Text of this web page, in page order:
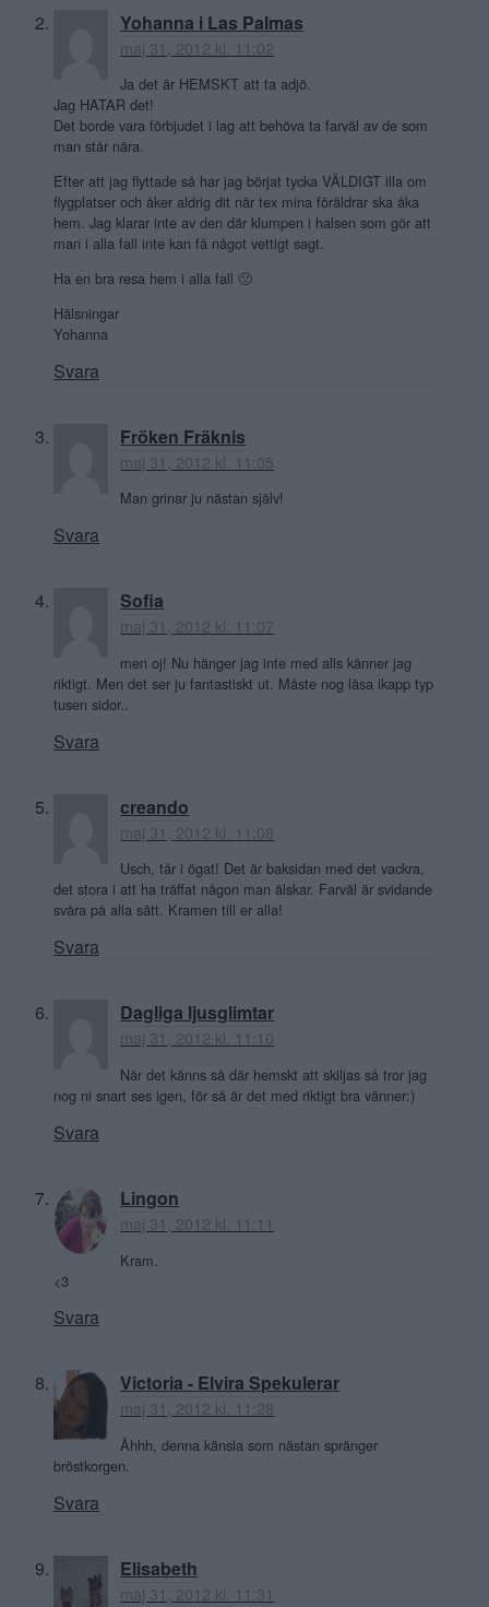
Yohanna i Las Palmas
maj 31, 2012 kl. 11:02
Ja det är HEMSKT att ta adjö.
Jag HATAR det!
Det borde vara förbjudet i lag att behöva ta farväl av de som
man står nära.
Efter att jag flyttade så har jag börjat tycka VÄLDIGT illa om
flygplatser och åker aldrig dit när tex mina föräldrar ska åka
hem. Jag klarar inte av den där klumpen i halsen som gör att
man i alla fall inte kan få något vettigt sagt.
Ha en bra resa hem i alla fall 🙁
Hälsningar
Yohanna
Svara
Fröken Fräknis
maj 31, 2012 kl. 11:05
Man grinar ju nästan själv!
Svara
Sofia
maj 31, 2012 kl. 11:07
men oj! Nu hänger jag inte med alls känner jag
riktigt. Men det ser ju fantastiskt ut. Måste nog läsa ikapp typ
tusen sidor..
Svara
creando
maj 31, 2012 kl. 11:08
Usch, tår i ögat! Det är baksidan med det vackra,
det stora i att ha träffat någon man älskar. Farväl är svidande
svåra på alla sätt. Kramen till er alla!
Svara
Dagliga ljusglimtar
maj 31, 2012 kl. 11:10
När det känns så där hemskt att skiljas så tror jag
nog ni snart ses igen, för så är det med riktigt bra vänner:)
Svara
Lingon
maj 31, 2012 kl. 11:11
Kram.
<3
Svara
Victoria - Elvira Spekulerar
maj 31, 2012 kl. 11:28
Åhhh, denna känsla som nästan spränger
bröstkorgen.
Svara
Elisabeth
maj 31, 2012 kl. 11:31